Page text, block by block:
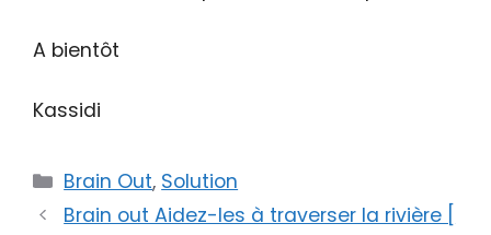
A bientôt
Kassidi
Catégories
Brain Out, Solution
Brain out Aidez-les à traverser la rivière [